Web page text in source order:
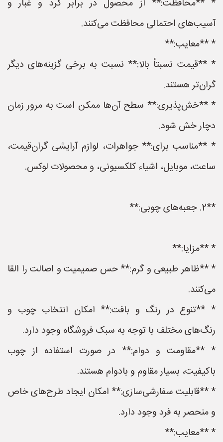
* **محافظت:** از محصول در برابر گرد و غبار و
آسیب‌های احتمالی محافظت می‌کنند.
* **معایب:**
* **قیمت نسبتاً بالا:** نسبت به برخی گزینه‌های دیگر
گران‌تر هستند.
* **خش‌پذیری:** سطح آن‌ها ممکن است به مرور زمان
دچار خش شود.
* **مناسب برای:** جواهرات، لوازم آرایشی گران‌قیمت،
ساعت، موبایل، اشیاء کلکسیونی، و محصولات لوکس.
**2. جعبه‌های چوبی:**
* **مزایا:**
* **ظاهر طبیعی و گرم:** حس صمیمیت و اصالت را القا
می‌کنند.
* **تنوع در رنگ و بافت:** امکان انتخاب چوب و
رنگ‌های مختلف با توجه به سبک فروشگاه وجود دارد.
* **مقاومت و دوام:** در صورت استفاده از چوب
باکیفیت، بسیار مقاوم و بادوام هستند.
* **قابلیت سفارشی‌سازی:** امکان ایجاد طرح‌های خاص
و منحصر به فرد وجود دارد.
* **معایب:**